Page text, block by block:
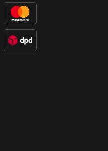
INSTAGRAM